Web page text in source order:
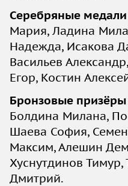
Серебряные медали
Мария, Ладина
Надежда, Исакова
Васильев
Егор, Костин
Бронзовые призёры
Болдина Милана,
Шаева София,
Максим, Алешин
Хуснутдинов
Дмитрий.